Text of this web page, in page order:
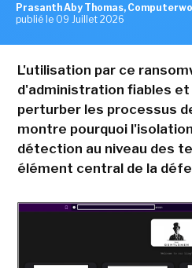
Prasanth Aby Thomas,
publié le 09 Juillet 2026
L'utilisation par ce
d'administration fiables
perturber les processus
montre pourquoi
détection au niveau des
élément central de la